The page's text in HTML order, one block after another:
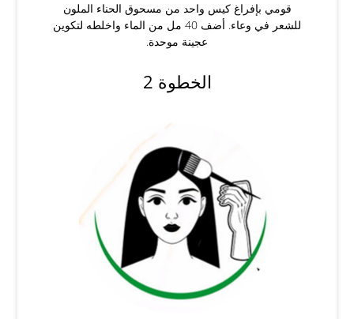
قومي بإفراغ كيس واحد من مسحوق الحناء الملون
للشعر في وعاء. أضف 40 مل من الماء واخلطه لتكوين
عجينة موحدة.
الخطوة 2